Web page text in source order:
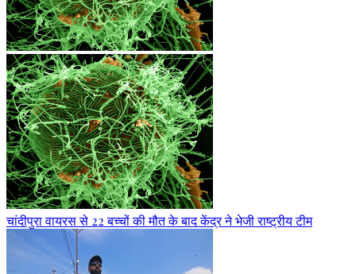
चांदीपुरा वायरस से 22 बच्चों की मौत के बाद केंद्र ने भेजी राष्ट्रीय टीम